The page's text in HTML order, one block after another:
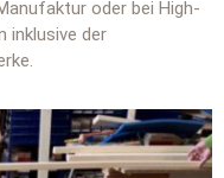
oder bei High-
inklusive der